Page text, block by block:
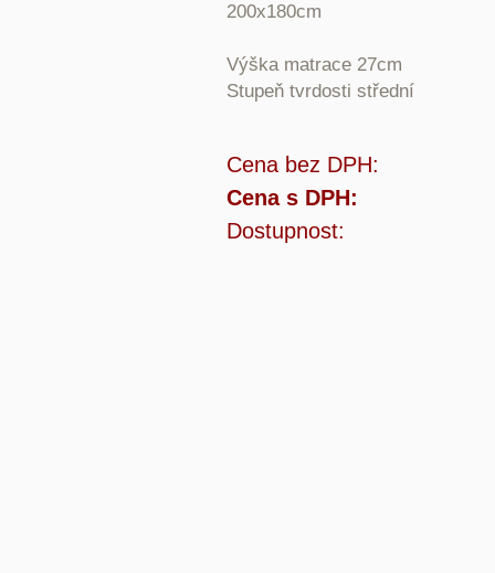
200x180cm
Výška matrace 27cm
Stupeň tvrdosti střední
Cena bez DPH:
Cena s DPH:
Dostupnost: